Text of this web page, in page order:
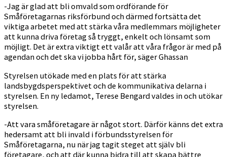
-Jag är glad att bli omvald som ordförande för
Småföretagarnas riksförbund och därmed fortsätta det
viktiga arbetet med att stärka våra medlemmars möjligheter
att kunna driva företag så tryggt, enkelt och lönsamt som
möjligt. Det är extra viktigt ett valår att våra frågor är med på
agendan och det ska vi jobba hårt för, säger Ghassan
Styrelsen utökade med en plats för att stärka
landsbygdsperspektivet och de kommunikativa delarna i
styrelsen. En ny ledamot, Terese Bengard valdes in och utökar
styrelsen.
-Att vara småföretagare är något stort. Därför känns det extra
hedersamt att bli invald i förbundsstyrelsen för
Småföretagarna, nu när jag tagit steget att själv bli
företagare, och att där kunna bidra till att skapa bättre